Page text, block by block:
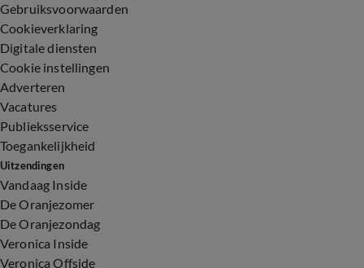
Gebruiksvoorwaarden
Cookieverklaring
Digitale diensten
Cookie instellingen
Adverteren
Vacatures
Publieksservice
Toegankelijkheid
Uitzendingen
Vandaag Inside
De Oranjezomer
De Oranjezondag
Veronica Inside
Veronica Offside